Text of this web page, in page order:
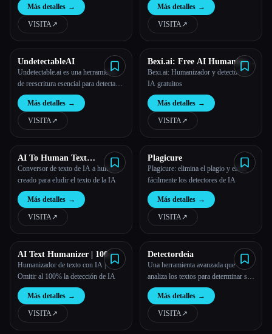
Más detalles →
VISITA↗︎
Más detalles →
VISITA↗︎
UndetectableAI
Undetectable.ai es una herramienta
de reescritura esencial para detectar y
humanizar el texto de la IA de
ChatGPT, Jasper, Copy.AI y
herramientas de IA similares y
convertirlo en contenido
que evite los detectores de IA.
Más detalles →
VISITA↗︎
Bexi.ai: Free AI Humanizer
and AI Detector
Bexi.ai: Humanizador y detector de
IA gratuitos
Más detalles →
VISITA↗︎
AI To Human Text
Converter
Conversor de texto de IA a humano
creado para eludir el texto de la IA
Más detalles →
VISITA↗︎
Plagicure
Plagicure: elimina el plagio y elude
fácilmente los detectores de IA
Más detalles →
VISITA↗︎
AI Text Humanizer | 100%
Bypass AI Detection
Humanizador de texto con IA |
Omitir al 100% la detección de IA
Más detalles →
VISITA↗︎
Detectordeia
Una herramienta avanzada que
analiza los textos para determinar si
los escribió una IA o una persona.
Más detalles →
VISITA↗︎